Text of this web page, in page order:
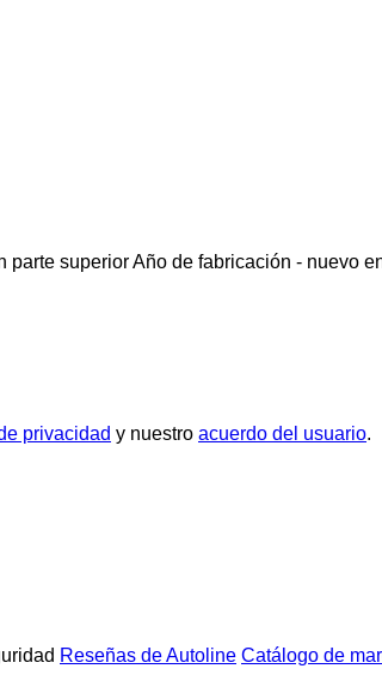
parte superiorAño de fabricación - nuevo
privacidad y nuestro acuerdo del usuario.
Reseñas de Autoline Catálogo de